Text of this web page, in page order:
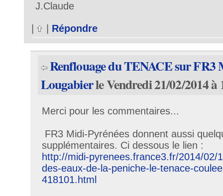
J.Claude
Répondre
Renflouage du TENACE sur FR3
Lougabierle Vendredi 21/02/2014 à
Merci pour les commentaires...
FR3 Midi-Pyrénées donnent aussi
supplémentaires. Ci dessous le lien :
http://midi-pyrenees.france3.fr/2014/02/
des-eaux-de-la-peniche-le-tenace-
418101.html